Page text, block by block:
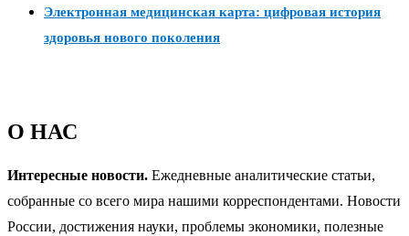
Электронная медицинская карта: цифровая история
здоровья нового поколения
О НАС
Интересные новости. Ежедневные аналитические статьи,
собранные со всего мира нашими корреспондентами. Новости
России, достижения науки, проблемы экономики, полезные